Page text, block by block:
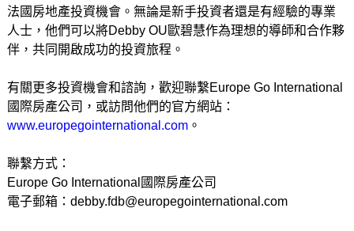
法國房地產投資機會。無論是新手投資者還是有經驗的專業
人士，他們可以將Debby OU歐碧慧作為理想的導師和合作夥
伴，共同開啟成功的投資旅程。
有關更多投資機會和諮詢，歡迎聯繫Europe Go International
國際房產公司，或訪問他們的官方網站：
www.europegointernational.com。
聯繫方式：
Europe Go International國際房產公司
電子郵箱： debby.fdb@europegointernational.com